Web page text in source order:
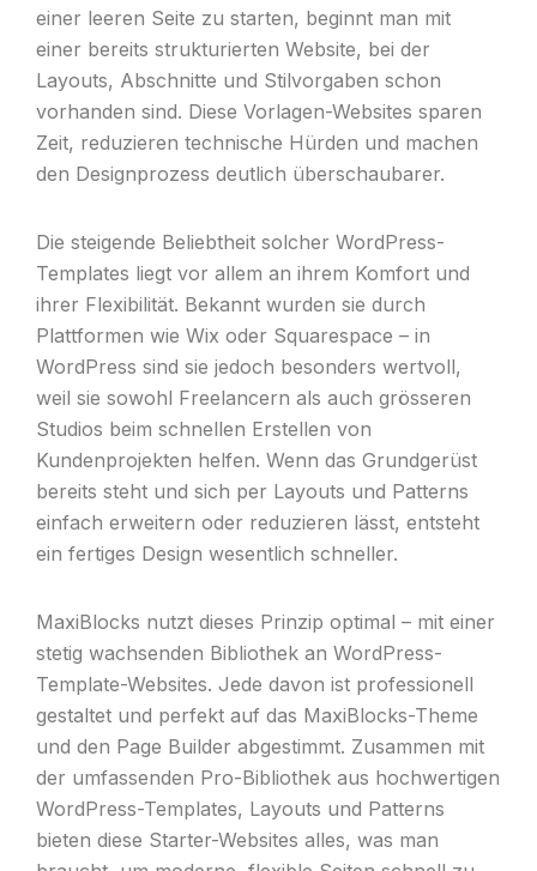
einer leeren Seite zu starten, beginnt man mit
einer bereits strukturierten Website, bei der
Layouts, Abschnitte und Stilvorgaben schon
vorhanden sind. Diese Vorlagen-Websites sparen
Zeit, reduzieren technische Hürden und machen
den Designprozess deutlich überschaubarer.
Die steigende Beliebtheit solcher WordPress-
Templates liegt vor allem an ihrem Komfort und
ihrer Flexibilität. Bekannt wurden sie durch
Plattformen wie Wix oder Squarespace – in
WordPress sind sie jedoch besonders wertvoll,
weil sie sowohl Freelancern als auch grösseren
Studios beim schnellen Erstellen von
Kundenprojekten helfen. Wenn das Grundgerüst
bereits steht und sich per Layouts und Patterns
einfach erweitern oder reduzieren lässt, entsteht
ein fertiges Design wesentlich schneller.
MaxiBlocks nutzt dieses Prinzip optimal – mit einer
stetig wachsenden Bibliothek an WordPress-
Template-Websites. Jede davon ist professionell
gestaltet und perfekt auf das MaxiBlocks-Theme
und den Page Builder abgestimmt. Zusammen mit
der umfassenden Pro-Bibliothek aus hochwertigen
WordPress-Templates, Layouts und Patterns
bieten diese Starter-Websites alles, was man